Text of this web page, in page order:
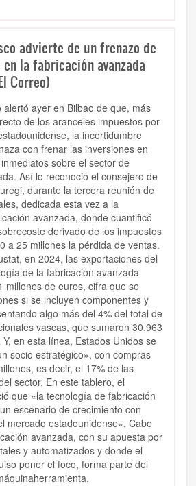
advierte de un frenazo de
la fabricación avanzada
Correo)
alertó ayer en Bilbao de que, más
de los aranceles impuestos por
la incertidumbre
con frenar las inversiones en
sobre el sector de
Así lo reconoció el consejero de
durante la tercera reunión de
dedicada esta vez a la
avanzada, donde cuantificó
derivado de los impuestos
a 25 millones la pérdida de ventas.
en 2024, las exportaciones del
de la fabricación avanzada
millones de euros, cifra que se
si se incluyen componentes y
algo más del 4% del total de
vascas, que sumaron 30.963
en esta línea, Estados Unidos se
socio estratégico», con compras
es decir, el 17% de las
sector. En este tablero, el
que «la tecnología de fabricación
escenario de crecimiento con
mercado estadounidense». Cabe
avanzada, con su apuesta por
y automatizados y donde el
poner el foco, forma parte del